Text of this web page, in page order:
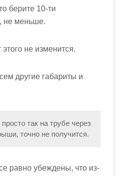
берите 10-ти
не меньше.
не изменится.
другие габариты и
так на трубе через
точно не получится.
равно убеждены, что из-